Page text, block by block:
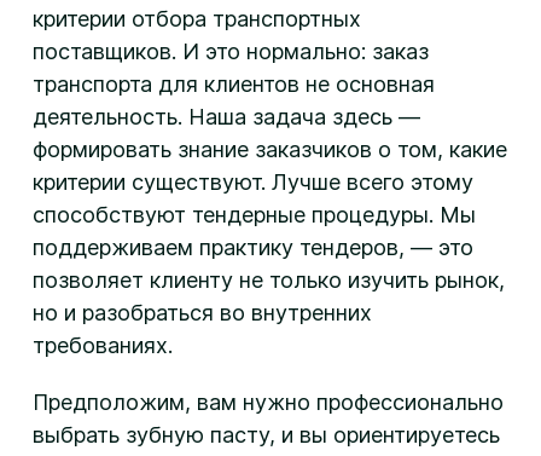
критерии отбора транспортных
поставщиков. И это нормально: заказ
транспорта для клиентов не основная
деятельность. Наша задача здесь —
формировать знание заказчиков о том, какие
критерии существуют. Лучше всего этому
способствуют тендерные процедуры. Мы
поддерживаем практику тендеров, — это
позволяет клиенту не только изучить рынок,
но и разобраться во внутренних
требованиях.
Предположим, вам нужно профессионально
выбрать зубную пасту, и вы ориентируетесь